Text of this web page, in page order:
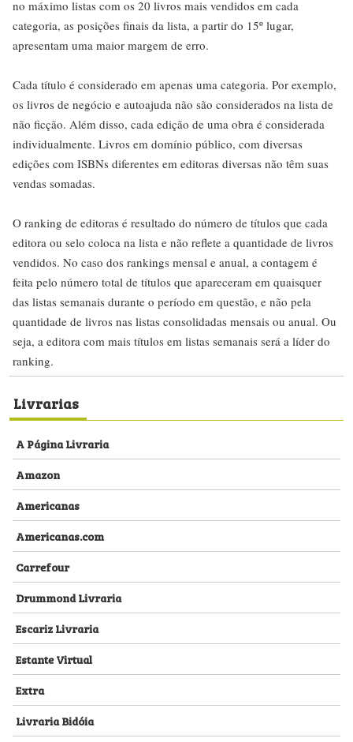
no máximo listas com os 20 livros mais vendidos em cada
categoria, as posições finais da lista, a partir do 15º lugar,
apresentam uma maior margem de erro.
Cada título é considerado em apenas uma categoria. Por exemplo,
os livros de negócio e autoajuda não são considerados na lista de
não ficção. Além disso, cada edição de uma obra é considerada
individualmente. Livros em domínio público, com diversas
edições com ISBNs diferentes em editoras diversas não têm suas
vendas somadas.
O ranking de editoras é resultado do número de títulos que cada
editora ou selo coloca na lista e não reflete a quantidade de livros
vendidos. No caso dos rankings mensal e anual, a contagem é
feita pelo número total de títulos que apareceram em quaisquer
das listas semanais durante o período em questão, e não pela
quantidade de livros nas listas consolidadas mensais ou anual. Ou
seja, a editora com mais títulos em listas semanais será a líder do
ranking.
Livrarias
A Página Livraria
Amazon
Americanas
Americanas.com
Carrefour
Drummond Livraria
Escariz Livraria
Estante Virtual
Extra
Livraria Bidóia